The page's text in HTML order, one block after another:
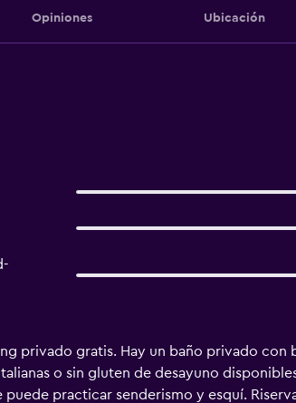
Opiniones Ubicación
privado gratis. Hay un baño privado con
o sin gluten de desayuno
practicar senderismo y esquí.